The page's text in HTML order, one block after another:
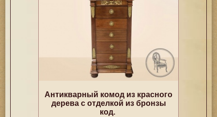
Антикварный комод из красного
дерева с отделкой из бронзы
код.